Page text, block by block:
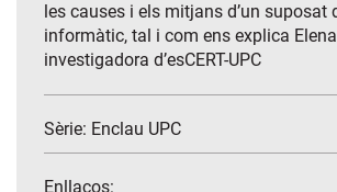
les causes i els mitjans d’un suposat
informàtic, tal i com ens explica
investigadora d’esCERT-UPC
Sèrie: Enclau UPC
Enllaços: